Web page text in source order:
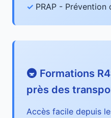
PRAP - Prévention
🚇 Formations
près des
Accès facile depuis